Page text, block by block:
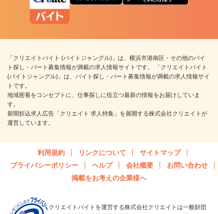
「クリエイトバイト (バイトジャングル)」は、横浜市港南区・その他のバイ
ト探し・パート募集情報が満載の求人情報サイトです。 「クリエイトバイト
(バイトジャングル)」は、バイト探し・パート募集情報が満載の求人情報サイ
トです。
地域密着をコンセプトに、仕事探しに役立つ最新の情報をお届けしていま
す。
新聞折込求人広告「クリエイト 求人特集」を展開する株式会社クリエイトが
運営しています。
利用規約 リンクについて
サイトマップ
プライバシーポリシー
ヘルプ 会社概要
お問い合わせ
掲載をお考えの企業様へ
クリエイトバイトを運営する株式会社クリエイトは一般財団